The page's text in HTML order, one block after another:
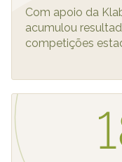
Com apoio da
acumulou
competições